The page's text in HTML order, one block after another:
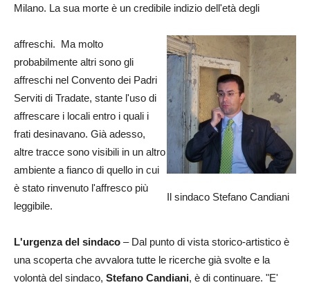
Milano. La sua morte è un credibile indizio dell'età degli
Il sindaco Stefano Candiani
affreschi. Ma molto
probabilmente altri sono gli
affreschi nel Convento dei Padri
Serviti di Tradate, stante l'uso di
affrescare i locali entro i quali i
frati desinavano. Già adesso,
altre tracce sono visibili in un altro
ambiente a fianco di quello in cui
è stato rinvenuto l'affresco più
leggibile.
L'urgenza del sindaco – Dal punto di vista storico-artistico è
una scoperta che avvalora tutte le ricerche già svolte e la
volontà del sindaco, Stefano Candiani, è di continuare. "E'